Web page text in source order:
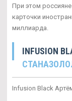
При этом
карточки
миллиарда.
INFUSION
Infusion Black